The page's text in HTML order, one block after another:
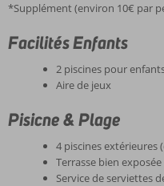
*Supplément (environ 10€ par
Facilités Enfants
2 piscines pour
Aire de jeux
Pisicne & Plage
4 piscines extérieures
Terrasse bien
Service de serviettes